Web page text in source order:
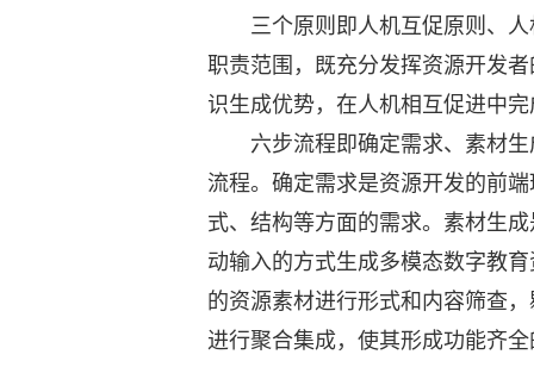
三个原则即人机互促原则、人
职责范围，既充分发挥资源开发
识生成优势，在人机相互促进中
六步流程即确定需求、素材生
流程。确定需求是资源开发的前
式、结构等方面的需求。素材生
动输入的方式生成多模态数字教
的资源素材进行形式和内容筛查
进行聚合集成，使其形成功能齐